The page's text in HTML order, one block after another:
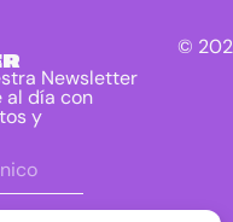
Newsletter
al día con
y
©